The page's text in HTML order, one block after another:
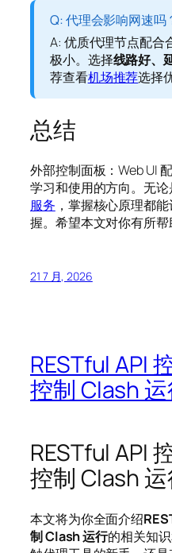
Q: 代理会影响网速吗
A: 优质代理节点配合
极小。选择线路好、
荐查看机场推荐选择
总结
外部控制面板：Web UI
学习和使用的方向。无
服务 ，掌握核心原理都
握。希望本文对你有所帮
21 7 月, 2026
RESTful API
控制 Clash
RESTful API
控制 Clash
本文将为你全面介绍
制 Clash 运行的相关知